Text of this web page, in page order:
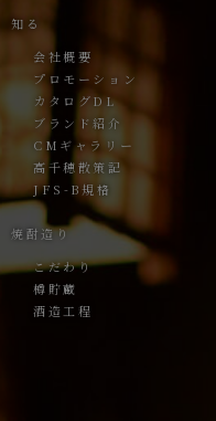
知る
会社概要
プロモーション
カタログDL
ブランド紹介
CMギャラリー
高千穂散策記
JFS-B規格
焼酎造り
こだわり
樽貯蔵
酒造工程